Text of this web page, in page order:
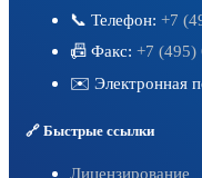
📞 Телефон: +7
📠 Факс: +7 (495)
✉️ Электронная
🔗 Быстрые ссылки
Лицензирование